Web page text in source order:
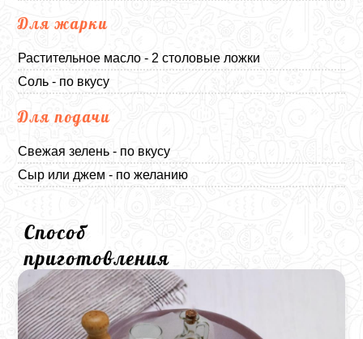
Для жарки
Растительное масло - 2 столовые ложки
Соль - по вкусу
Для подачи
Свежая зелень - по вкусу
Сыр или джем - по желанию
Способ
приготовления